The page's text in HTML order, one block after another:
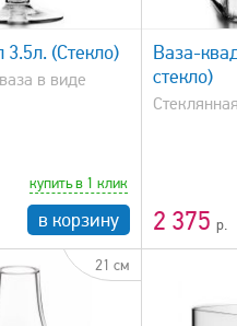
3.5л. (Стекло)
в виде
купить в 1 клик
в корзину
просмотр
Ваза-
стекло)
2 375
21 см